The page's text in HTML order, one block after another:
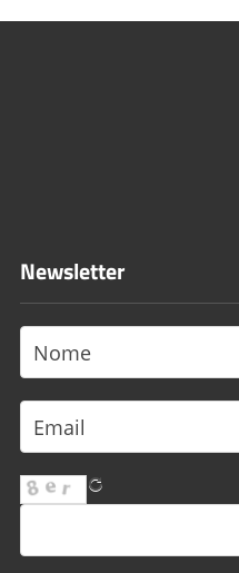
Newsletter